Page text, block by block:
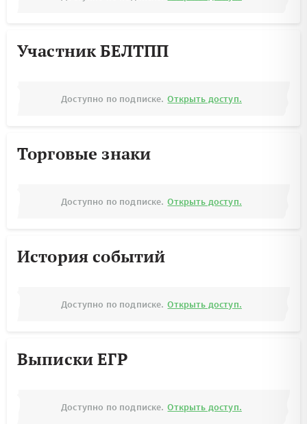
Участник БЕЛТПП
Доступно по подписке. Открыть доступ.
Торговые знаки
Доступно по подписке. Открыть доступ.
История событий
Доступно по подписке. Открыть доступ.
Выписки ЕГР
Доступно по подписке. Открыть доступ.